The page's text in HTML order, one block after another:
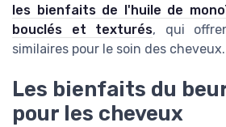
les bienfaits de l'huile de
bouclés et texturés, qui
similaires pour le soin des cheveux.
Les bienfaits du
pour les cheveux